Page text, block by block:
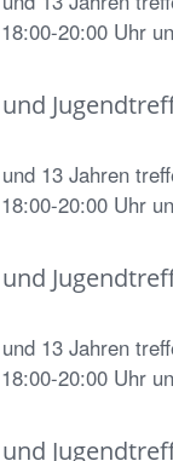
20:00 Uhr
13 Jahren
20:00 Uhr
13 Jahren
20:00 Uhr